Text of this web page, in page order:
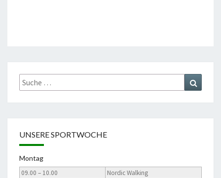
Suche
nach:
UNSERE SPORTWOCHE
Montag
09.00 – 10.00
Nordic Walking